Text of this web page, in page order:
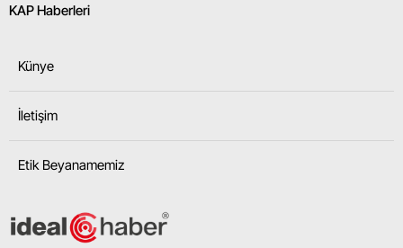
KAP Haberleri
Künye
İletişim
Etik Beyanamemiz